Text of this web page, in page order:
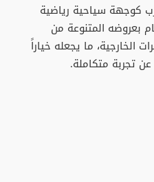
كوجهة سياحية رياضية
بعروضه المتنوعة من
الخارجية، ما يجعله خياراً
تجربة متكاملة.